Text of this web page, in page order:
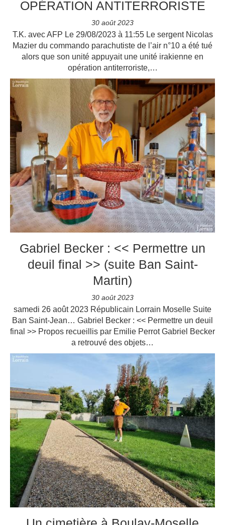
OPÉRATION ANTITERRORISTE
30 août 2023
T.K. avec AFP Le 29/08/2023 à 11:55 Le sergent Nicolas
Mazier du commando parachutiste de l’air n°10 a été tué
alors que son unité appuyait une unité irakienne en
opération antiterroriste,…
Gabriel Becker : << Permettre un
deuil final >> (suite Ban Saint-
Martin)
30 août 2023
samedi 26 août 2023 Républicain Lorrain Moselle Suite
Ban Saint-Jean… Gabriel Becker : << Permettre un deuil
final >> Propos recueillis par Emilie Perrot Gabriel Becker
a retrouvé des objets…